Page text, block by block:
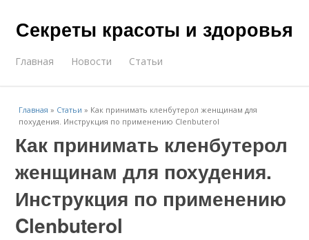
Секреты красоты и здоровья
Главная Новости Статьи
Главная » Статьи » Как принимать кленбутерол женщинам для
похудения. Инструкция по применению Clenbuterol
Как принимать кленбутерол
женщинам для похудения.
Инструкция по применению
Clenbuterol